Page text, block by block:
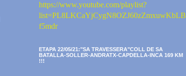
https://www.youtube.com/playlist?
list=PL8LKCaYjCygN8OZJ60zZmxuwKbLB
f5mdr
ETAPA 22/05/21:"SA TRAVESSERA"COLL DE SA
BATALLA-SOLLER-ANDRATX-CAPDELLA-INCA 169 KM
!!!